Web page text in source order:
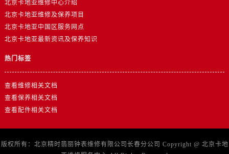
北京卡地亚维修中心介绍
北京卡地亚维修及保养项目
北京卡地亚中国区服务网点
北京卡地亚最新资讯及保养知识
热门标签
查看维修相关文档
查看保养相关文档
查看配件相关文档
版权所有：北京精时翡丽钟表维修有限公司长春分公司 Copyright @ 北京卡地